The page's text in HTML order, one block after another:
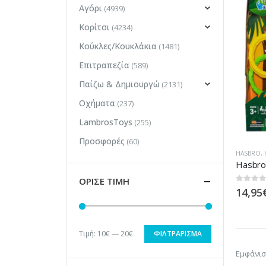
HASBRO,
0out of
14,95
Αγόρι (4939)
Κορίτσι (4234)
Κούκλες/Κουκλάκια (1481)
Επιτραπεζία (589)
Παίζω & Δημιουργώ (2131)
Οχήματα (237)
LambrosToys (255)
Προσφορές (60)
ΟΡΙΣΕ ΤΙΜΗ
Ελάχιστη
Μέγιστη
ΦΙΛΤΡΆΡΙΣΜΑ
Τιμή: 10€—20€